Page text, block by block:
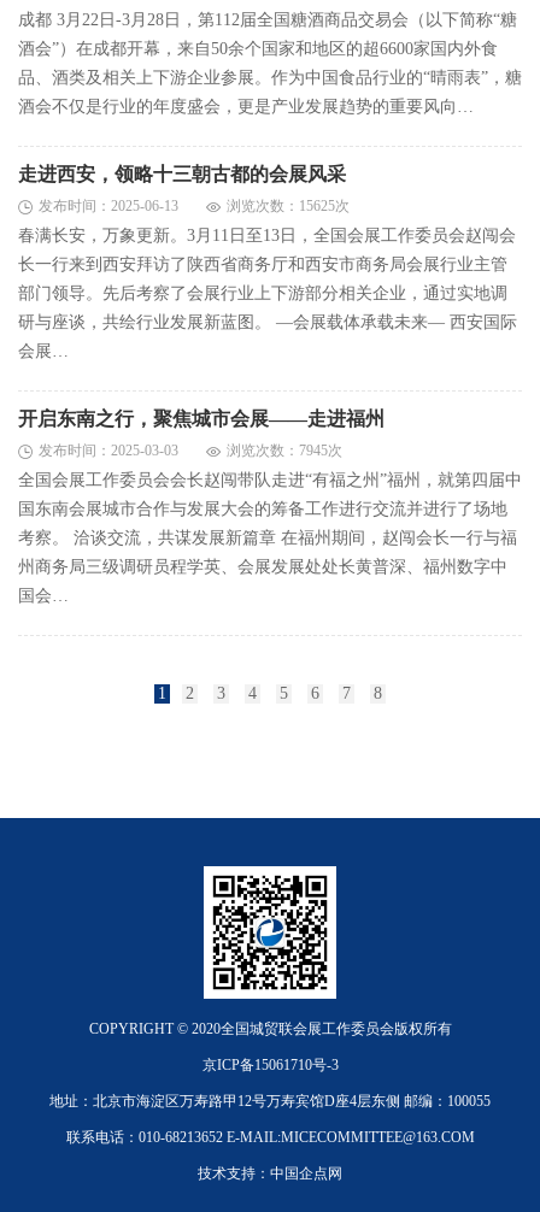
成都 3月22日-3月28日，第112届全国糖酒商品交易会（以下简称“糖
酒会”）在成都开幕，来自50余个国家和地区的超6600家国内外食
品、酒类及相关上下游企业参展。作为中国食品行业的“晴雨表”，糖
酒会不仅是行业的年度盛会，更是产业发展趋势的重要风向…
走进西安，领略十三朝古都的会展风采
发布时间：2025-06-13 浏览次数：15625次
春满长安，万象更新。3月11日至13日，全国会展工作委员会赵闯会
长一行来到西安拜访了陕西省商务厅和西安市商务局会展行业主管
部门领导。先后考察了会展行业上下游部分相关企业，通过实地调
研与座谈，共绘行业发展新蓝图。 —会展载体承载未来— 西安国际
会展…
开启东南之行，聚焦城市会展——走进福州
发布时间：2025-03-03 浏览次数：7945次
全国会展工作委员会会长赵闯带队走进“有福之州”福州，就第四届中
国东南会展城市合作与发展大会的筹备工作进行交流并进行了场地
考察。 洽谈交流，共谋发展新篇章 在福州期间，赵闯会长一行与福
州商务局三级调研员程学英、会展发展处处长黄普深、福州数字中
国会…
1 2 3 4 5 6 7 8
COPYRIGHT © 2020全国城贸联会展工作委员会版权所有
京ICP备15061710号-3
地址：北京市海淀区万寿路甲12号万寿宾馆D座4层东侧 邮编：100055
联系电话：010-68213652 E-MAIL:MICECOMMITTEE@163.COM
技术支持：中国企点网